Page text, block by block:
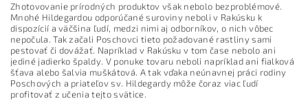
Zhotovovanie prírodných produktov však nebolo bezproblémové.
Mnohé Hildegardou odporúčané suroviny neboli v Rakúsku k
dispozícií a väčšina ľudí, medzi nimi aj odborníkov, o nich vôbec
nepočula. Tak začali Poschovci tieto požadované rastliny sami
pestovať či dovážať. Napríklad v Rakúsku v tom čase nebolo ani
jediné jadierko špaldy. V ponuke tovaru neboli napríklad ani fialková
šťava alebo šalvia muškátová. A tak vďaka neúnavnej práci rodiny
Poschových a priateľov sv. Hildegardy môže čoraz viac ľudí
profitovať z učenia tejto svätice.